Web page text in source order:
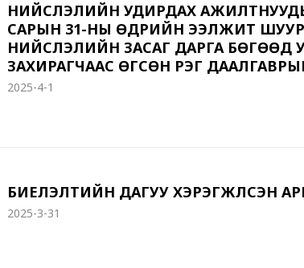
НИЙСЛЭЛИЙН УДИРДАХ
САРЫН 31-НЫ ӨДРИЙН ЭЭЛЖИТ
НИЙСЛЭЛИЙН ЗАСАГ ДАРГА БӨГӨӨД
ЗАХИРАГЧААС ӨГСӨН ҮҮРЭГ
2025-4-1
БИЕЛЭЛТИЙН ДАГУУ ХЭРЭГЖҮҮЛСЭН
2025-3-31